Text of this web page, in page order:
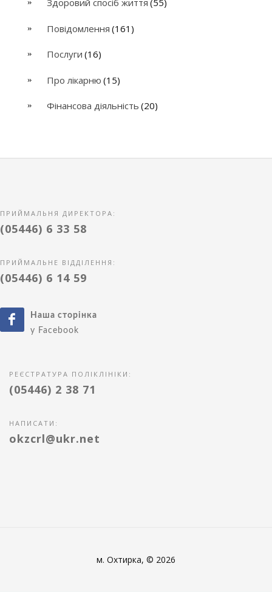
Здоровий спосіб життя (55)
Повідомлення (161)
Послуги (16)
Про лікарню (15)
Фінансова діяльність (20)
ПРИЙМАЛЬНЯ ДИРЕКТОРА:
(05446) 6 33 58
ПРИЙМАЛЬНЕ ВІДДІЛЕННЯ:
(05446) 6 14 59
Наша сторінка
у Facebook
РЕЄСТРАТУРА ПОЛІКЛІНІКИ:
(05446) 2 38 71
НАПИСАТИ:
okzcrl@ukr.net
м. Охтирка, © 2026